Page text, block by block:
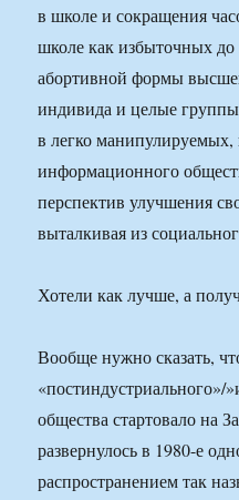
в школе и сокращения
школе как избыточных
абортивной формы
индивида и целые
в легко
информационного
перспектив улучшения
выталкивая из
Хотели как лучше, а
Вообще нужно сказать,
«постиндустриального»/
общества стартовало на
развернулось в 1980-е
распространением так